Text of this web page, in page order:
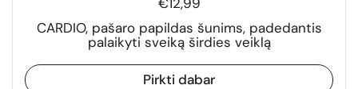
CARDIO, pašaro papildas šunims, padedantis
palaikyti sveiką širdies veiklą
Pirkti dabar